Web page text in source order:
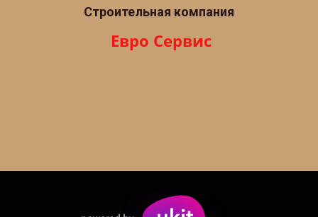
Строительная компания
Евро Сервис